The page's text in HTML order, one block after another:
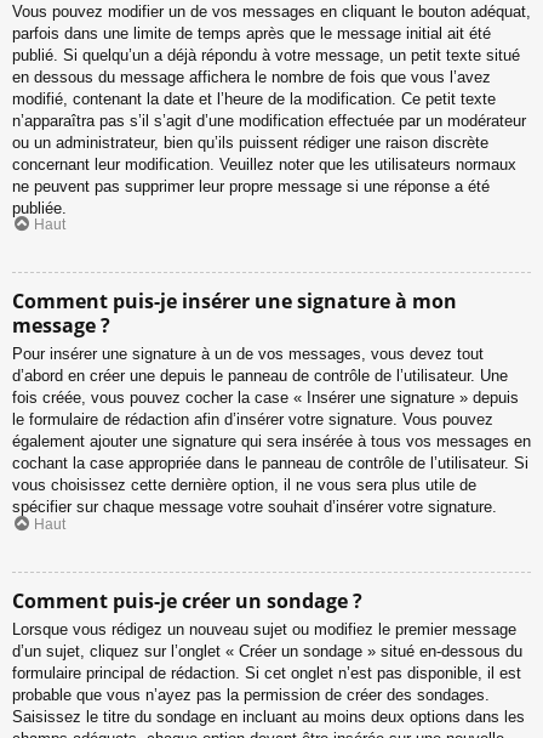
Vous pouvez modifier un de vos messages en cliquant le bouton adéquat,
parfois dans une limite de temps après que le message initial ait été
publié. Si quelqu’un a déjà répondu à votre message, un petit texte situé
en dessous du message affichera le nombre de fois que vous l’avez
modifié, contenant la date et l’heure de la modification. Ce petit texte
n’apparaîtra pas s’il s’agit d’une modification effectuée par un modérateur
ou un administrateur, bien qu’ils puissent rédiger une raison discrète
concernant leur modification. Veuillez noter que les utilisateurs normaux
ne peuvent pas supprimer leur propre message si une réponse a été
publiée.
Haut
Comment puis-je insérer une signature à mon
message ?
Pour insérer une signature à un de vos messages, vous devez tout
d’abord en créer une depuis le panneau de contrôle de l’utilisateur. Une
fois créée, vous pouvez cocher la case « Insérer une signature » depuis
le formulaire de rédaction afin d’insérer votre signature. Vous pouvez
également ajouter une signature qui sera insérée à tous vos messages en
cochant la case appropriée dans le panneau de contrôle de l’utilisateur. Si
vous choisissez cette dernière option, il ne vous sera plus utile de
spécifier sur chaque message votre souhait d’insérer votre signature.
Haut
Comment puis-je créer un sondage ?
Lorsque vous rédigez un nouveau sujet ou modifiez le premier message
d’un sujet, cliquez sur l’onglet « Créer un sondage » situé en-dessous du
formulaire principal de rédaction. Si cet onglet n’est pas disponible, il est
probable que vous n’ayez pas la permission de créer des sondages.
Saisissez le titre du sondage en incluant au moins deux options dans les